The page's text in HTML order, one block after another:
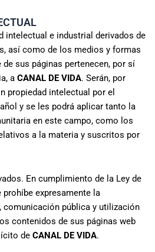
intelectual e industrial derivados de
así como de los medios y formas
sus páginas pertenecen, por sí
a CANAL DE VIDA. Serán, por
propiedad intelectual por el
y se les podrá aplicar tanto la
en este campo, como los
a la materia y suscritos por
En cumplimiento de la Ley de
prohíbe expresamente la
comunicación pública y utilización
contenidos de sus páginas web
de CANAL DE VIDA.